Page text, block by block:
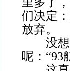
们决定
放弃。
没想到
呢：“93